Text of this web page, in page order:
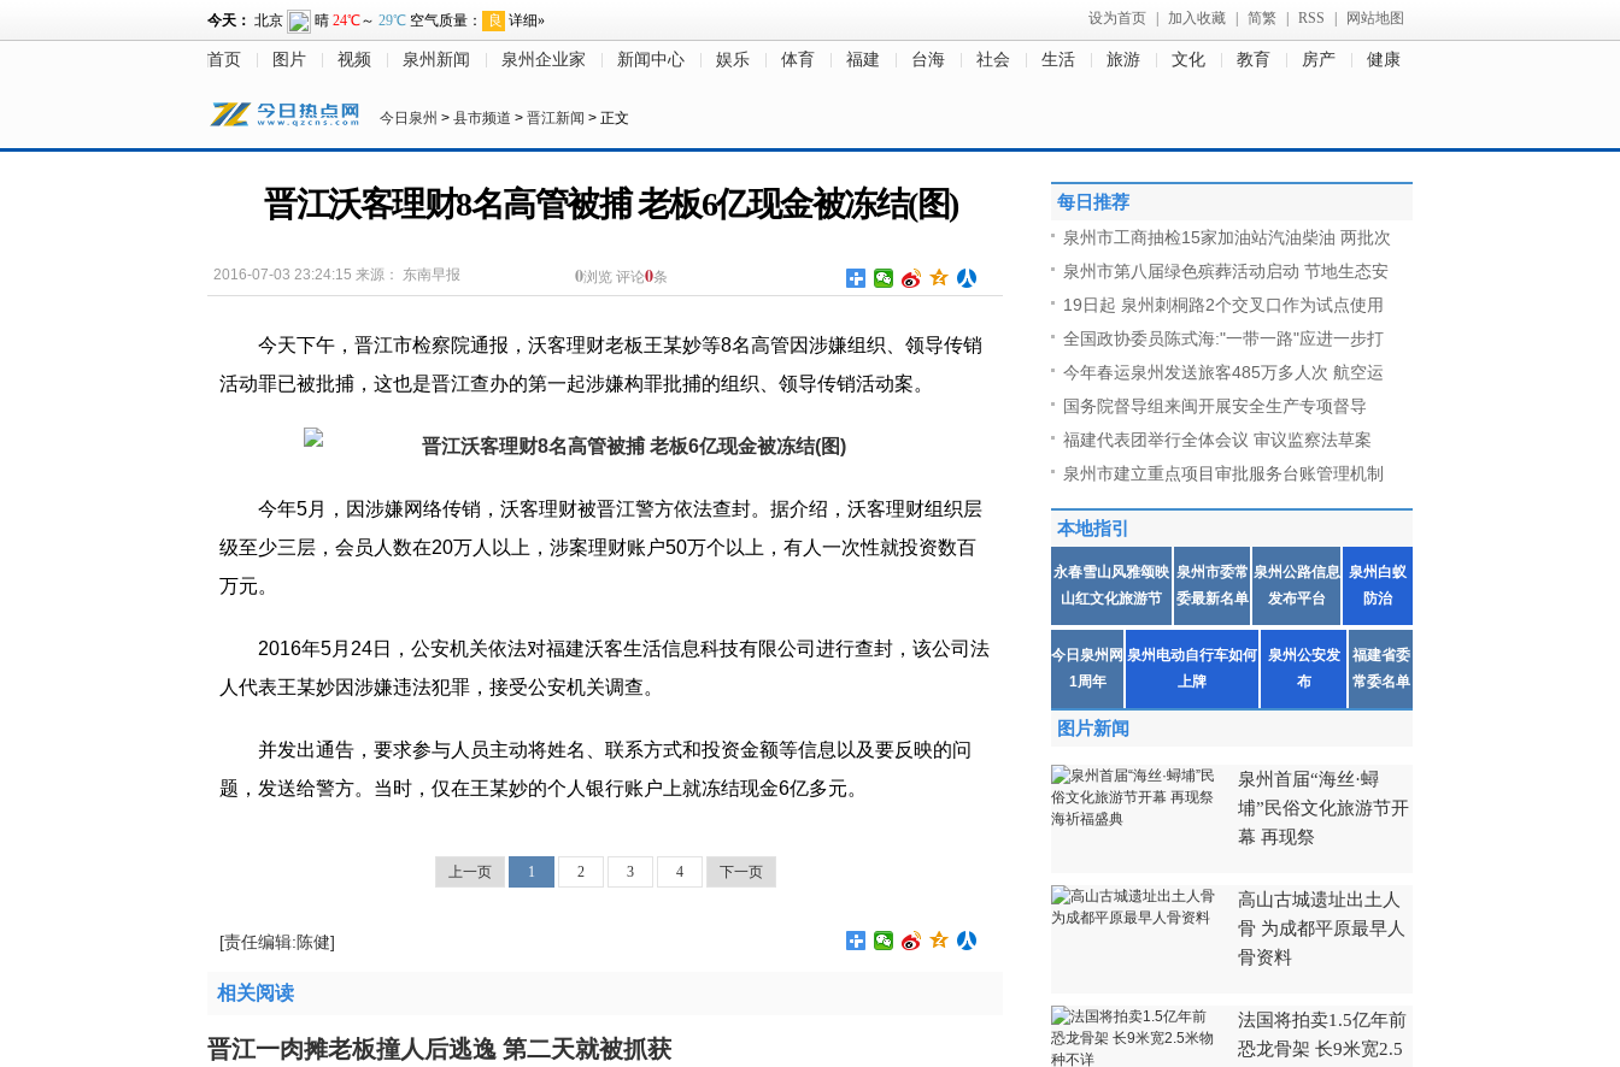
设为首页 加入收藏 简繁 RSS 网站地图
首页 图片 视频 泉州新闻 泉州企业家 新闻中心 娱乐 体育 福建 台海 社会 生活 旅游 文化 教育 房产 健康
今日泉州 > 县市频道 > 晋江新闻 > 正文
晋江沃客理财8名高管被捕 老板6亿现金被冻结(图)
2016-07-03 23:24:15 来源： 东南早报 0浏览 评论0条
今天下午，晋江市检察院通报，沃客理财老板王某妙等8名高管因涉嫌组织、领导传销
活动罪已被批捕，这也是晋江查办的第一起涉嫌构罪批捕的组织、领导传销活动案。
今年5月，因涉嫌网络传销，沃客理财被晋江警方依法查封。据介绍，沃客理财组织层
级至少三层，会员人数在20万人以上，涉案理财账户50万个以上，有人一次性就投资数百
万元。
2016年5月24日，公安机关依法对福建沃客生活信息科技有限公司进行查封，该公司法
人代表王某妙因涉嫌违法犯罪，接受公安机关调查。
并发出通告，要求参与人员主动将姓名、联系方式和投资金额等信息以及要反映的问
题，发送给警方。当时，仅在王某妙的个人银行账户上就冻结现金6亿多元。
上一页 1 2 3 4 下一页
[责任编辑:陈健]
相关阅读
晋江一肉摊老板撞人后逃逸 第二天就被抓获
每日推荐
泉州市工商抽检15家加油站汽油柴油 两批次
泉州市第八届绿色殡葬活动启动 节地生态安
19日起 泉州刺桐路2个交叉口作为试点使用
全国政协委员陈式海:"一带一路"应进一步打
今年春运泉州发送旅客485万多人次 航空运
国务院督导组来闽开展安全生产专项督导
福建代表团举行全体会议 审议监察法草案
泉州市建立重点项目审批服务台账管理机制
本地指引
永春雪山风雅颂映
山红文化旅游节
泉州市委常
委最新名单
泉州公路信息
发布平台
泉州白蚁
防治
今日泉州网
1周年
泉州电动自行车如何
上牌
泉州公安发
布
福建省委
常委名单
图片新闻
泉州首届“海丝·蟳
埔”民俗文化旅游节开
幕 再现祭
高山古城遗址出土人
骨 为成都平原最早人
骨资料
法国将拍卖1.5亿年前
恐龙骨架 长9米宽2.5